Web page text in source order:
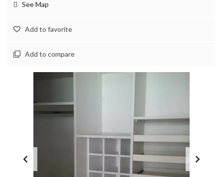
See Map
Add to favorite
Add to compare